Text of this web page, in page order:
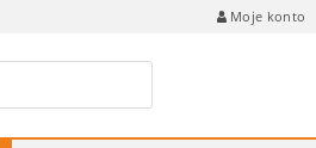
Moje konto